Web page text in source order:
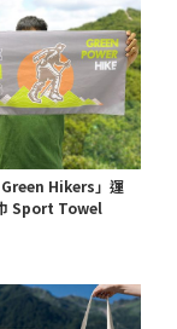
Green Hikers」運
Sport Towel